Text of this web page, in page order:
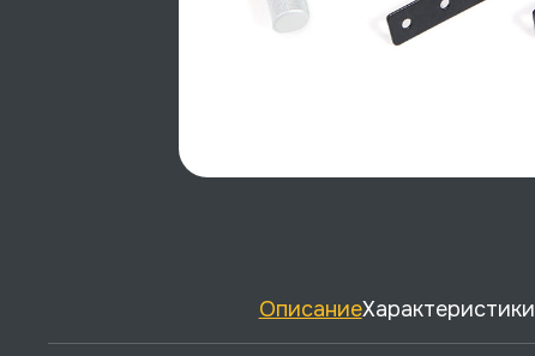
ОписаниеХарактеристики